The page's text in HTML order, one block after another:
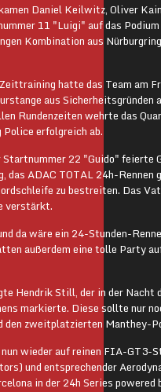
Daniel Keilwitz, Oliver
11 "Luigi" auf das
Kombination aus
hatte das Team am
aus Sicherheitsgründen
Rundenzeiten wehrte das
erfolgreich ab.
22 "Guido" feierte
das ADAC TOTAL 24h-Rennen
zu bestreiten. Das
verstärkt.
da wäre ein 24-Stunden-
außerdem eine tolle Party
Hendrik Still, der in der
markierte. Diese sollte nur
den zweitplatzierten Manthey-
wieder auf reinen FIA-GT3-
und entsprechender
in der 24h Series